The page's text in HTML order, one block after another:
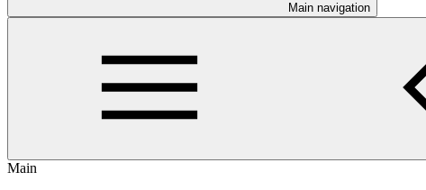
Main navigation
Main